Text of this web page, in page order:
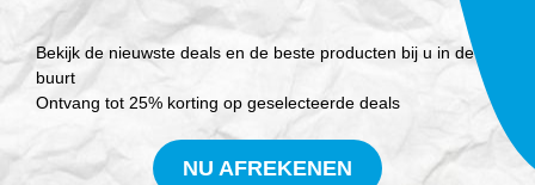
Bekijk de nieuwste deals en de beste producten bij u in de
buurt
Ontvang tot 25% korting op geselecteerde deals
NU AFREKENEN